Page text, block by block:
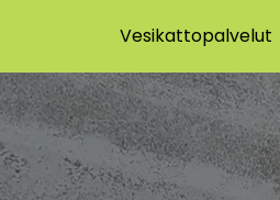
Vesikattopalvelut